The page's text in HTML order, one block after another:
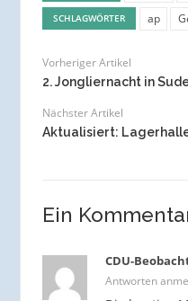
SCHLAGWÖRTER ap
Vorheriger Artikel
2. Jongliernacht in
Nächster Artikel
Aktualisiert:
Ein
CDU-
Antworten